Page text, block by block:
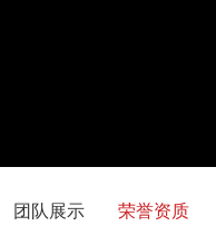
团队展示 荣誉资质